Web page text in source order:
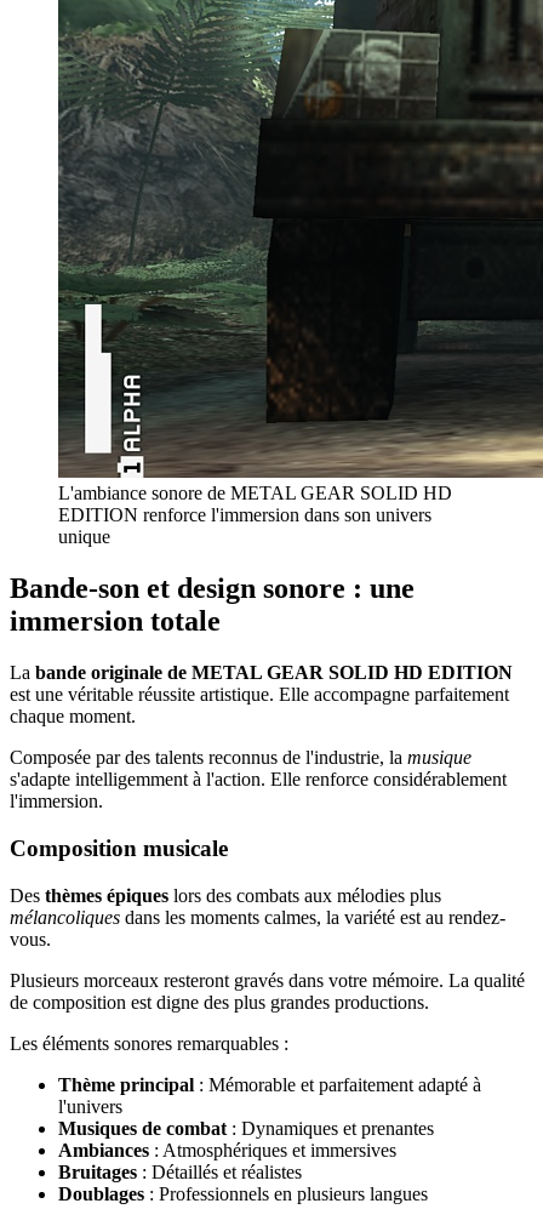
L'ambiance sonore de METAL GEAR SOLID HD
EDITION renforce l'immersion dans son univers
unique
Bande-son et design sonore : une
immersion totale
La bande originale de METAL GEAR SOLID HD EDITION
est une véritable réussite artistique. Elle accompagne parfaitement
chaque moment.
Composée par des talents reconnus de l'industrie, la musique
s'adapte intelligemment à l'action. Elle renforce considérablement
l'immersion.
Composition musicale
Des thèmes épiques lors des combats aux mélodies plus
mélancoliques dans les moments calmes, la variété est au rendez-
vous.
Plusieurs morceaux resteront gravés dans votre mémoire. La qualité
de composition est digne des plus grandes productions.
Les éléments sonores remarquables :
Thème principal : Mémorable et parfaitement adapté à
l'univers
Musiques de combat : Dynamiques et prenantes
Ambiances : Atmosphériques et immersives
Bruitages : Détaillés et réalistes
Doublages : Professionnels en plusieurs langues